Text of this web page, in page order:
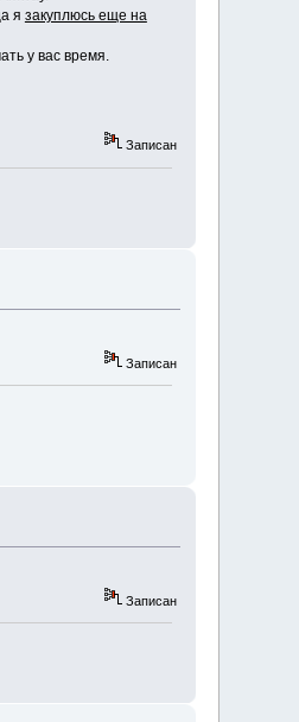
я закуплюсь еще на
у вас время.
Записан
Записан
Записан